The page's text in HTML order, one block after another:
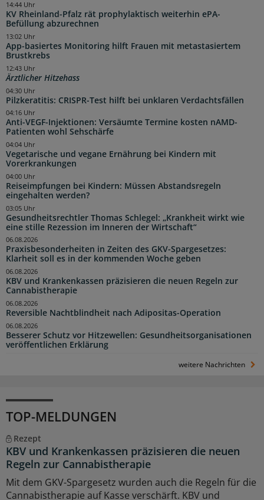
KV Rheinland-Pfalz rät prophylaktisch weiterhin ePA-
Befüllung abzurechnen
14:44 Uhr
App-basiertes Monitoring hilft Frauen mit metastasiertem
Brustkrebs
13:02 Uhr
Ärztlicher Hitzehass
12:43 Uhr
Pilzkeratitis: CRISPR-Test hilft bei unklaren Verdachtsfällen
04:30 Uhr
Anti-VEGF-Injektionen: Versäumte Termine kosten nAMD-
Patienten wohl Sehschärfe
04:16 Uhr
Vegetarische und vegane Ernährung bei Kindern mit
Vorerkrankungen
04:04 Uhr
Reiseimpfungen bei Kindern: Müssen Abstandsregeln
eingehalten werden?
04:00 Uhr
Gesundheitsrechtler Thomas Schlegel: „Krankheit wirkt wie
eine stille Rezession im Inneren der Wirtschaft“
03:05 Uhr
Praxisbesonderheiten in Zeiten des GKV-Spargesetzes:
Klarheit soll es in der kommenden Woche geben
06.08.2026
KBV und Krankenkassen präzisieren die neuen Regeln zur
Cannabistherapie
06.08.2026
Reversible Nachtblindheit nach Adipositas-Operation
06.08.2026
Besserer Schutz vor Hitzewellen: Gesundheitsorganisationen
veröffentlichen Erklärung
06.08.2026
weitere Nachrichten
TOP-MELDUNGEN
Rezept
KBV und Krankenkassen präzisieren die neuen
Regeln zur Cannabistherapie
Mit dem GKV-Spargesetz wurden auch die Regeln für die
Cannabistherapie auf Kasse verschärft. KBV und